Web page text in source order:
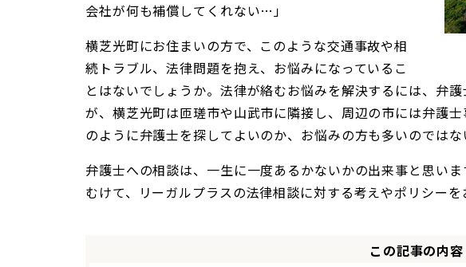
会社が何も補償してくれない…」
横芝光町にお住まいの方で、このような交通事故や相
続トラブル、法律問題を抱え、お悩みになっているこ
とはないでしょうか。法律が絡むお悩みを解決するには、弁
が、横芝光町は匝瑳市や山武市に隣接し、周辺の市には弁護
のように弁護士を探してよいのか、お悩みの方も多いのではな
弁護士への相談は、一生に一度あるかないかの出来事と思い
むけて、リーガルプラスの法律相談に対する考えやポリシーを
この記事の内容